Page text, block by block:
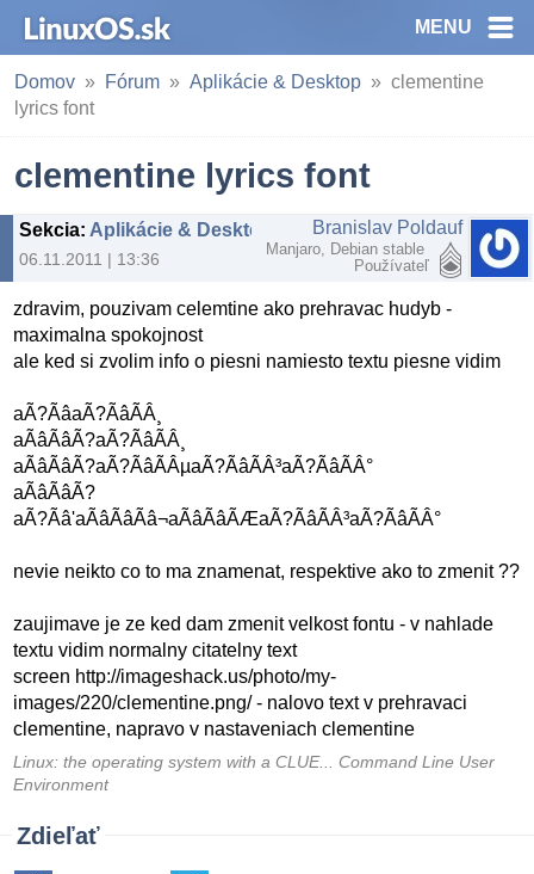
MENU
Domov Fórum Aplikácie & Desktop
clementine
lyrics font
clementine lyrics font
Sekcia: Aplikácie & Desktop
06.11.2011 | 13:36
Branislav Poldauf
Manjaro, Debian stable
Používateľ
zdravim, pouzivam celemtine ako prehravac hudyb -
maximalna spokojnost
ale ked si zvolim info o piesni namiesto textu piesne vidim
aÃ?ÃâaÃ?ÃâÃÂ¸
aÃâÃâÃ?aÃ?ÃâÃÂ¸
aÃâÃâÃ?aÃ?ÃâÃÂµaÃ?ÃâÃÂ³aÃ?ÃâÃÂ°
aÃâÃâÃ?
aÃ?Ãâ'aÃâÃâÃâ¬aÃâÃâÃÆaÃ?ÃâÃÂ³aÃ?ÃâÃÂ°
nevie neikto co to ma znamenat, respektive ako to zmenit ??
zaujimave je ze ked dam zmenit velkost fontu - v nahlade
textu vidim normalny citatelny text
screen http://imageshack.us/photo/my-
images/220/clementine.png/ - nalovo text v prehravaci
clementine, napravo v nastaveniach clementine
Linux: the operating system with a CLUE... Command Line User
Environment
Zdieľať